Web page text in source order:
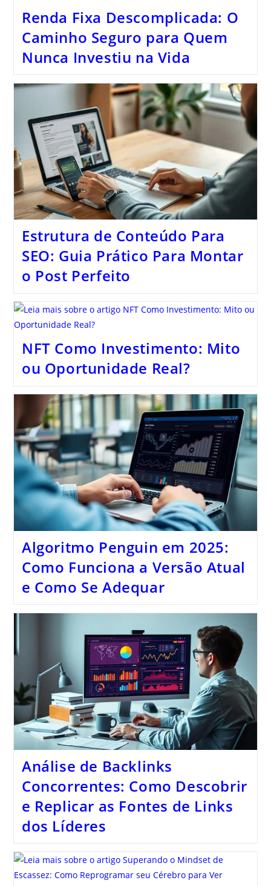
Renda Fixa Descomplicada: O
Caminho Seguro para Quem
Nunca Investiu na Vida
Estrutura de Conteúdo Para
SEO: Guia Prático Para Montar
o Post Perfeito
NFT Como Investimento: Mito
ou Oportunidade Real?
Algoritmo Penguin em 2025:
Como Funciona a Versão Atual
e Como Se Adequar
Análise de Backlinks
Concorrentes: Como Descobrir
e Replicar as Fontes de Links
dos Líderes